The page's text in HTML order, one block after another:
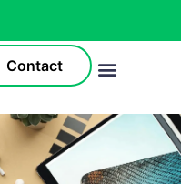
Contact